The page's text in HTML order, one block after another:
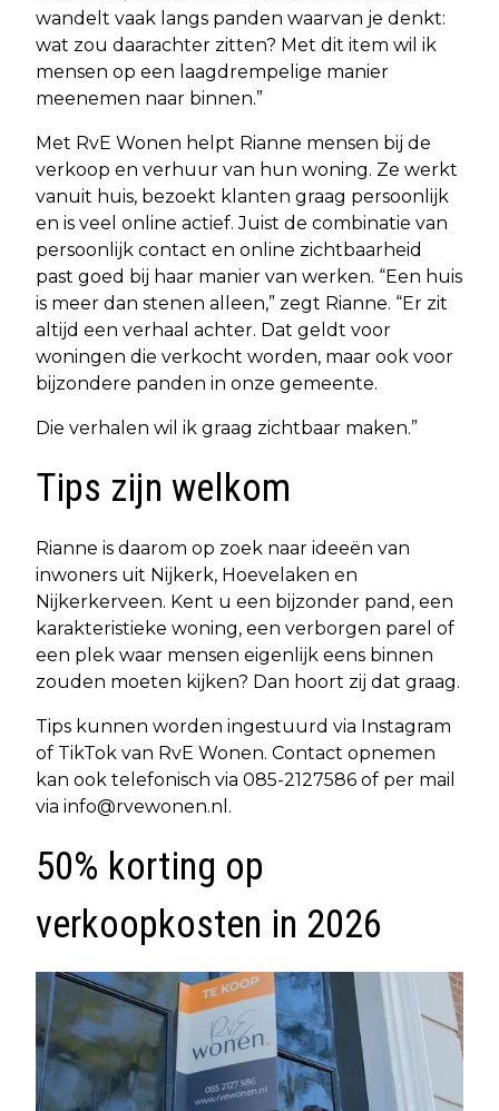
wandelt vaak langs panden waarvan je denkt:
wat zou daarachter zitten? Met dit item wil ik
mensen op een laagdrempelige manier
meenemen naar binnen.”
Met RvE Wonen helpt Rianne mensen bij de
verkoop en verhuur van hun woning. Ze werkt
vanuit huis, bezoekt klanten graag persoonlijk
en is veel online actief. Juist de combinatie van
persoonlijk contact en online zichtbaarheid
past goed bij haar manier van werken. “Een huis
is meer dan stenen alleen,” zegt Rianne. “Er zit
altijd een verhaal achter. Dat geldt voor
woningen die verkocht worden, maar ook voor
bijzondere panden in onze gemeente.
Die verhalen wil ik graag zichtbaar maken.”
Tips zijn welkom
Rianne is daarom op zoek naar ideeën van
inwoners uit Nijkerk, Hoevelaken en
Nijkerkerveen. Kent u een bijzonder pand, een
karakteristieke woning, een verborgen parel of
een plek waar mensen eigenlijk eens binnen
zouden moeten kijken? Dan hoort zij dat graag.
Tips kunnen worden ingestuurd via Instagram
of TikTok van RvE Wonen. Contact opnemen
kan ook telefonisch via 085-2127586 of per mail
via info@rvewonen.nl .
50% korting op
verkoopkosten in 2026